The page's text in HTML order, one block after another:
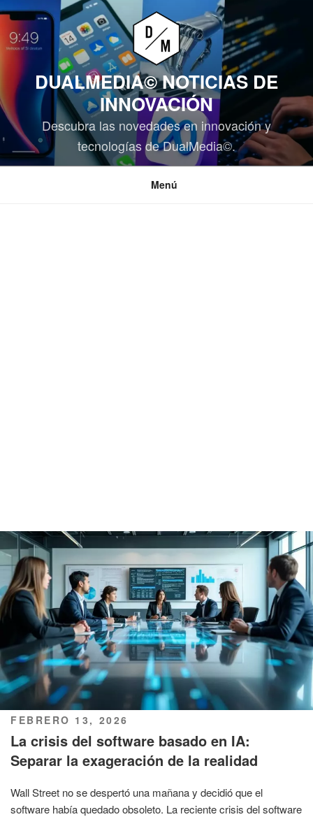
Saltar
contenido
DUALMEDIA© NOTICIAS DE
INNOVACIÓN
Descubra las novedades en innovación y
tecnologías de DualMedia©.
Menú
PUBLICADO
EL
FEBRERO 13, 2026
La crisis del software basado en IA:
Separar la exageración de la realidad
Wall Street no se despertó una mañana y decidió que el
software había quedado obsoleto. La reciente crisis del software